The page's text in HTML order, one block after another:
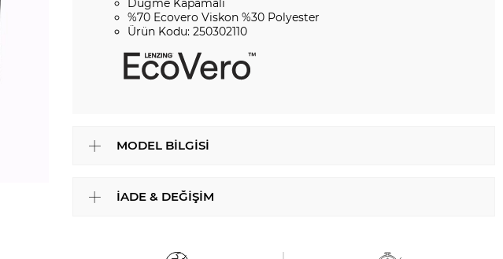
Düğme Kapamalı
%70 Ecovero Viskon %30 Polyester
Ürün Kodu: 250302110
MODEL BILGISI
İADE & DEĞIŞIM